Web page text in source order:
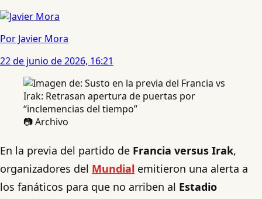
Por Javier Mora
22 de junio de 2026, 16:21
📷 Archivo
En la previa del partido de Francia versus Irak,
organizadores del Mundial emitieron una alerta a
los fanáticos para que no arriben al Estadio